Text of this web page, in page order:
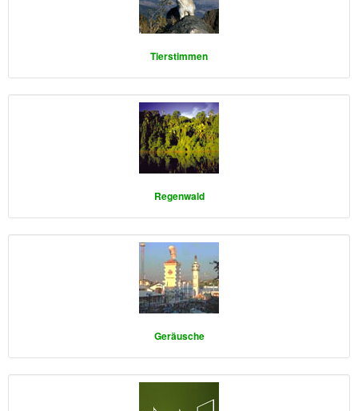
Tierstimmen
Regenwald
Geräusche